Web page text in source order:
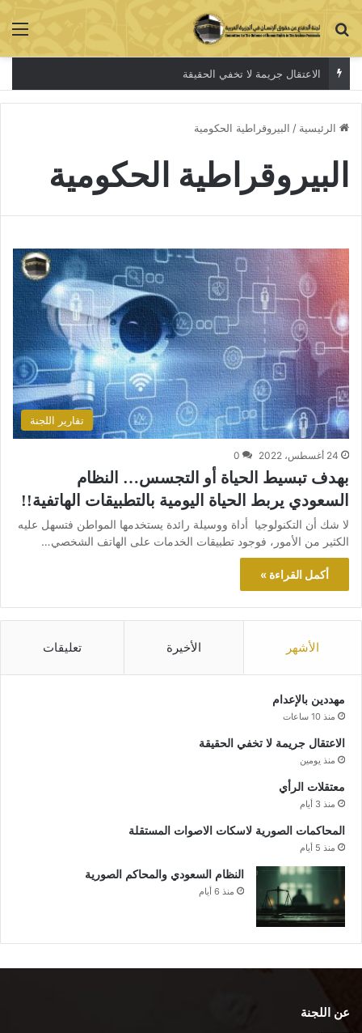
بحث عن
الاعتقال جريمة لا تخفي الحقيقة
الرئيسية / البيروقراطية الحكومية
البيروقراطية الحكومية
تقارير اللجنة
24 أغسطس، 2022 0
بهدف تبسيط الحياة أو التجسس… النظام
السعودي يربط الحياة اليومية بالتطبيقات الهاتفية!!
لا شك أن التكنولوجيا أداة ووسيلة رائدة يستخدمها المواطن فتسهل عليه
الكثير من الأمور، فوجود تطبيقات الخدمات على الهاتف الشخصي…
أكمل القراءة »
الأشهر الأخيرة تعليقات
مهددين بالإعدام
منذ 10 ساعات
الاعتقال جريمة لا تخفي الحقيقة
منذ يومين
معتقلات الرأي
منذ 3 أيام
المحاكمات الصورية لاسكات الاصوات المستقلة
منذ 5 أيام
النظام السعودي والمحاكم الصورية
منذ 6 أيام
عن اللجنة